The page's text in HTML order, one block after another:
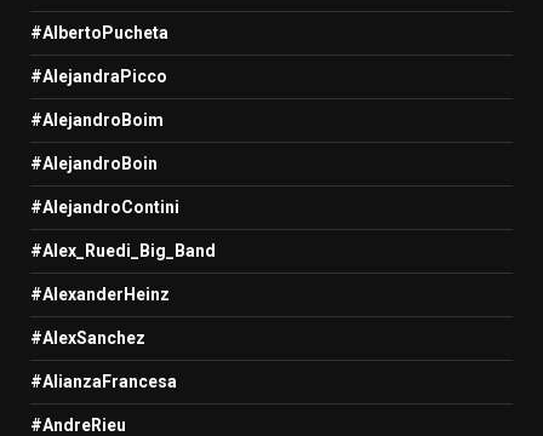
#AlbertoPucheta
#AlejandraPicco
#AlejandroBoim
#AlejandroBoin
#AlejandroContini
#Alex_Ruedi_Big_Band
#AlexanderHeinz
#AlexSanchez
#AlianzaFrancesa
#AndreRieu